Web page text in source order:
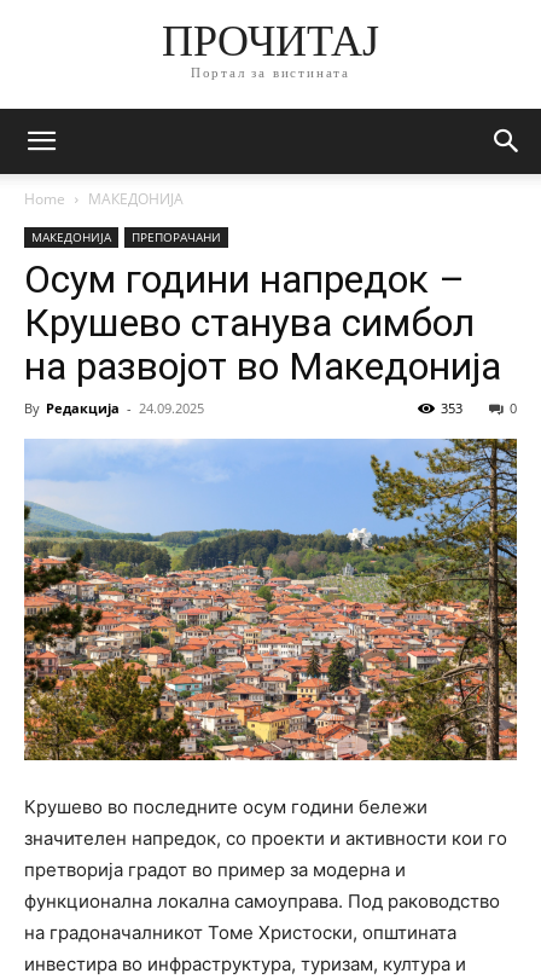
ПРОЧИТАЈ
Портал за вистината
Home МАКЕДОНИЈА
МАКЕДОНИЈА ПРЕПОРАЧАНИ
Осум години напредок –
Крушево станува симбол
на развојот во Македонија
By Редакција - 24.09.2025 0
353
Крушево во последните осум години бележи
значителен напредок, со проекти и активности кои го
претворија градот во пример за модерна и
функционална локална самоуправа. Под раководство
на градоначалникот Томе Христоски, општината
инвестира во инфраструктура, туризам, култура и